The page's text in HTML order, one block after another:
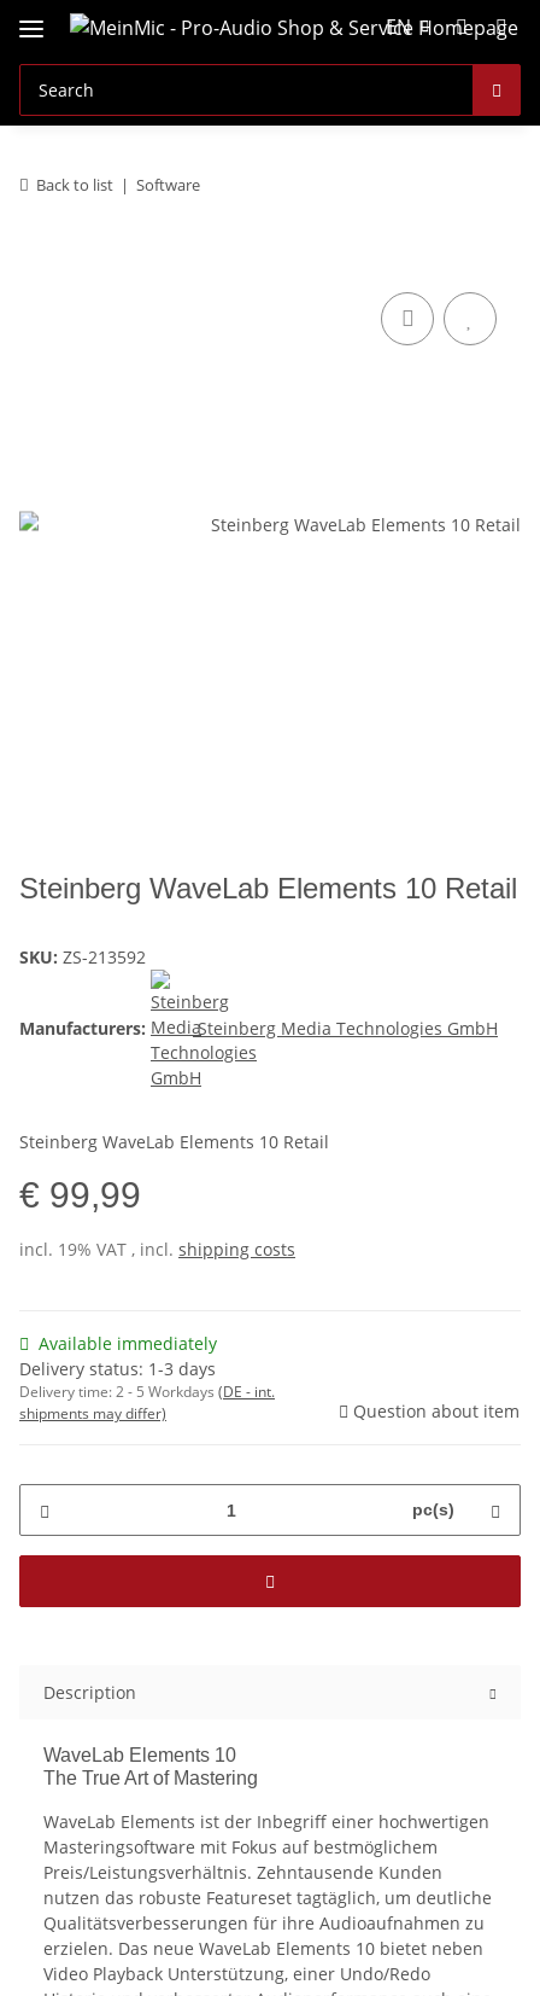
EN
Back to list Software
Steinberg WaveLab Elements 10 Retail
SKU: ZS-213592
Manufacturers: Steinberg Media Technologies GmbH
Steinberg WaveLab Elements 10 Retail
€ 99,99
incl. 19% VAT , incl. shipping costs
Available immediately
Delivery status: 1-3 days
Delivery time:2 - 5 Workdays (DE - int.
shipments may differ)
Question about item
pc(s)
Description
WaveLab Elements 10
The True Art of Mastering
WaveLab Elements ist der Inbegriff einer hochwertigen
Masteringsoftware mit Fokus auf bestmöglichem
Preis/Leistungsverhältnis. Zehntausende Kunden
nutzen das robuste Featureset tagtäglich, um deutliche
Qualitätsverbesserungen für ihre Audioaufnahmen zu
erzielen. Das neue WaveLab Elements 10 bietet neben
Video Playback Unterstützung, einer Undo/Redo